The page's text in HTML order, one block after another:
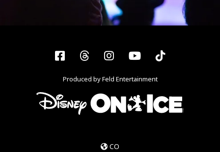
Facebook
ThreadsInstagram
YouTubeTiktok
Produced by Feld Entertainment
CO